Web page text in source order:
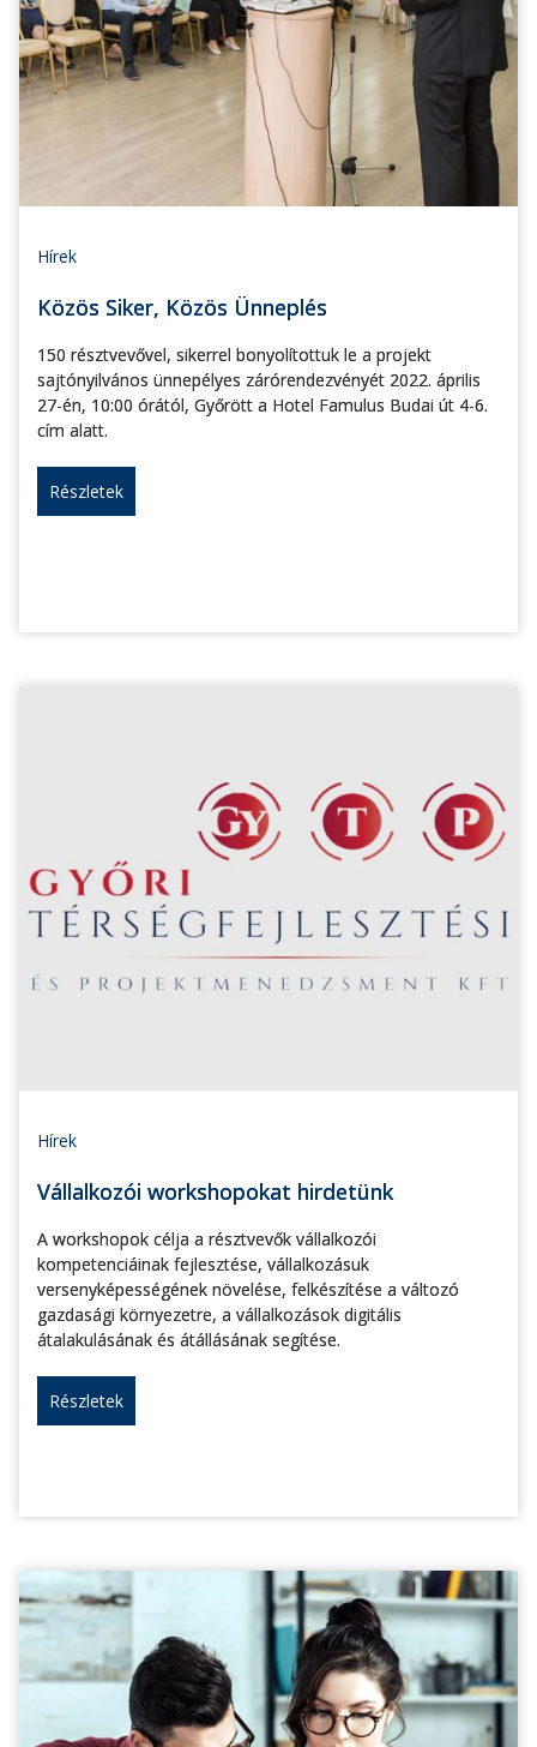
Hírek
Közös Siker, Közös Ünneplés
150 résztvevővel, sikerrel bonyolítottuk le a projekt
sajtónyilvános ünnepélyes zárórendezvényét 2022. április
27-én, 10:00 órától, Győrött a Hotel Famulus Budai út 4-6.
cím alatt.
Részletek
Hírek
Vállalkozói workshopokat hirdetünk
A workshopok célja a résztvevők vállalkozói
kompetenciáinak fejlesztése, vállalkozásuk
versenyképességének növelése, felkészítése a változó
gazdasági környezetre, a vállalkozások digitális
átalakulásának és átállásának segítése.
Részletek